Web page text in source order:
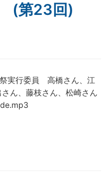
(第23回)
実行委員 高橋さん、江
ん、藤枝さん、松崎さん